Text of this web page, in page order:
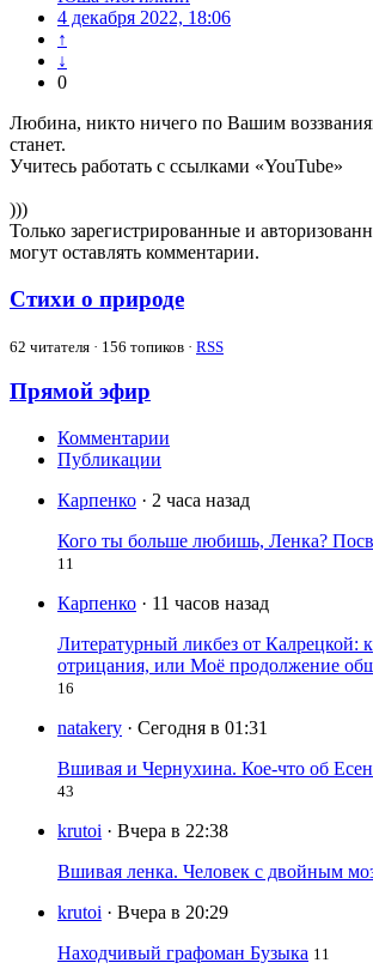
4 декабря 2022, 18:06
↑
↓
0
Любина, никто ничего по Вашим
станет.
Учитесь работать с ссылками «YouTube»
)))
Только зарегистрированные и
могут оставлять комментарии.
Стихи о природе
62 читателя · 156 топиков · RSS
Прямой эфир
Комментарии
Публикации
Карпенко · 2 часа назад
Кого ты больше любишь, Ленка?
11
Карпенко · 11 часов назад
Литературный ликбез от Калрецкой:
отрицания, или Моё продолжение
16
natakery · Сегодня в 01:31
Вшивая и Чернухина. Кое-что об
43
krutoi · Вчера в 22:38
Вшивая ленка. Человек с двойным
krutoi · Вчера в 20:29
Находчивый графоман Бузыка 11